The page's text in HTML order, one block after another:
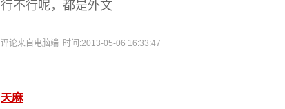
行不行呢，都是外文
评论来自电脑端 时间:2013-05-06 16:33:47
天麻